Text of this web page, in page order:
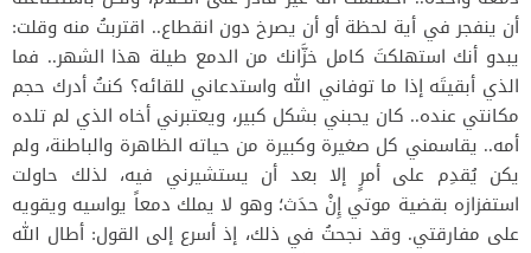
أن ينفجر في أية لحظة أو أن يصرخ دون انقطاع.. اقتربتُ منه وقلت:
يبدو أنك استهلكتَ كامل خزَّانك من الدمع طيلة هذا الشهر.. فما
الذي أبقيتَه إذا ما توفاني الله واستدعاني للقائه؟ كنتُ أدرك حجم
مكانتي عنده.. كان يحبني بشكل كبير، ويعتبرني أخاه الذي لم تلده
أمه.. يقاسمني كل صغيرة وكبيرة من حياته الظاهرة والباطنة، ولم
يكن يُقدِم على أمرٍ إلا بعد أن يستشيرني فيه، لذلك حاولت
استفزازه بقضية موتي إِنْ حدَث؛ وهو لا يملك دمعاً يواسيه ويقويه
على مفارقتي. وقد نجحتُ في ذلك، إذ أسرع إلى القول: أطال الله